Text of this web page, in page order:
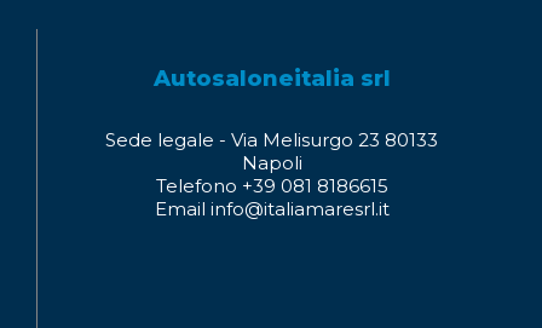
Autosaloneitalia srl
Sede legale - Via Melisurgo 23 80133
Napoli
Telefono +39 081 8186615
Email info@italiamaresrl.it